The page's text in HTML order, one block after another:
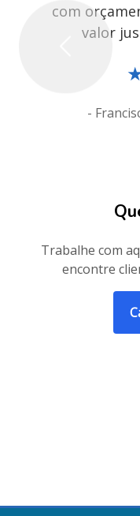
com
valor
-
Trabalhe com
encontre